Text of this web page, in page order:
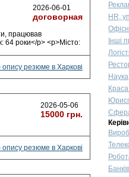
2026-06-01
договорная
працював
64 роки</p> <p>Місто:
резюме в Харкові
2026-05-06
15000 грн.
резюме в Харкові
HR,
Інші